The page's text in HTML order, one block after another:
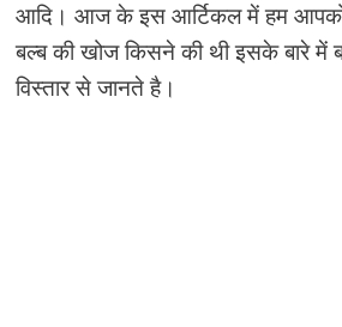
आदि। आज के इस आर्टिकल में हम
बल्ब की खोज किसने की थी इसके बारे
विस्तार से जानते है।